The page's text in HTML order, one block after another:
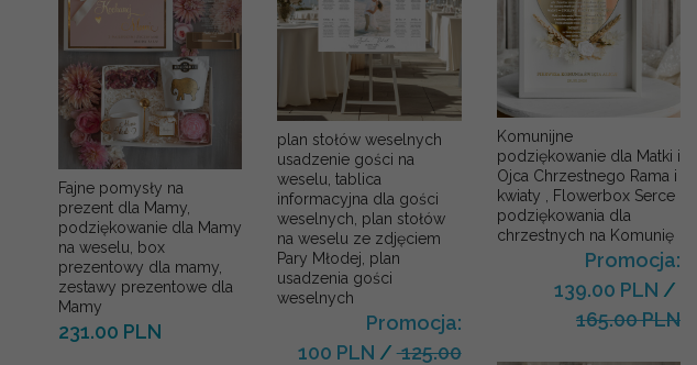
Fajne pomysły na
prezent dla Mamy,
podziękowanie dla Mamy
na weselu, box
prezentowy dla mamy,
zestawy prezentowe dla
Mamy
231.00 PLN
plan stołów weselnych
usadzenie gości na
weselu, tablica
informacyjna dla gości
weselnych, plan stołów
na weselu ze zdjęciem
Pary Młodej, plan
usadzenia gości
weselnych
Promocja:
100 PLN /125.00
Komunijne
podziękowanie dla Matki i
Ojca Chrzestnego Rama i
kwiaty , Flowerbox Serce
podziękowania dla
chrzestnych na Komunię
Promocja:
139.00 PLN /
165.00 PLN